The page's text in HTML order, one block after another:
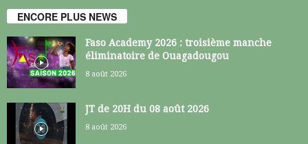
ENCORE PLUS NEWS
Faso Academy 2026 : troisième manche
éliminatoire de Ouagadougou
8 août 2026
JT de 20H du 08 août 2026
8 août 2026